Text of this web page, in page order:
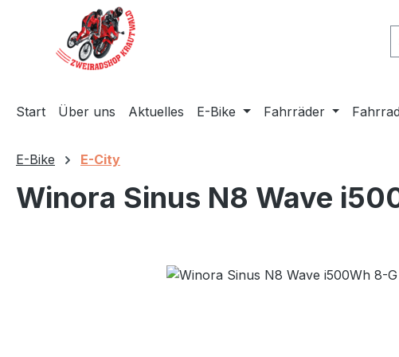
Hauptinhalt springen
Zur Suche springen
Zur Hauptnavigation springen
Start Über uns Aktuelles E-Bike Fahrräder
E-Bike E-City
Winora Sinus N8 Wave
Bildergalerie überspringen